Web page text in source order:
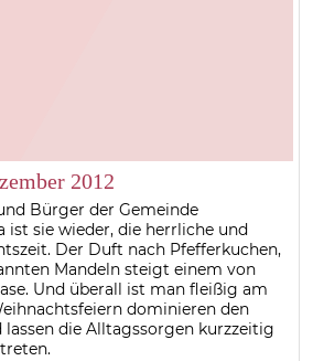
2012
Bürger der Gemeinde
ist sie wieder, die herrliche und
Der Duft nach Pfefferkuchen,
Mandeln steigt einem von
Und überall ist man fleißig am
dominieren den
lassen die Alltagssorgen kurzzeitig